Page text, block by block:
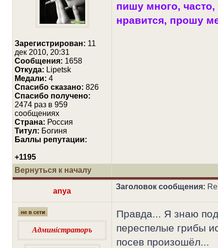
Зарегистрирован: 11
дек 2010, 20:31
Сообщения: 1658
Откуда: Lipetsk
Медали: 4
Cпасибо сказано: 826
Спасибо получено:
2474 раз в 959
сообщениях
Страна: Россия
Титул: Богиня
Баллы репутации:
+1195
пишу много,
нравится, прошу
Вернуться к началу
anya
Заголовок сообщения:
Админiстраторъ
Правда... Я знаю
переспелые грибы
посев произошёл...